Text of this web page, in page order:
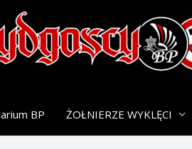
BP ŻOŁNIERZE WYKLĘCI